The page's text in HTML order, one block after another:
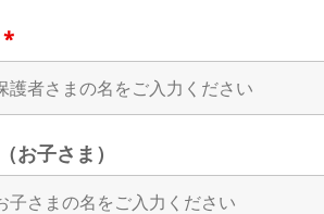
*
お子さま）